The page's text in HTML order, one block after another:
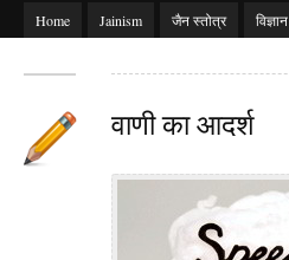
Home Jainism जैन स्तोत्र विज्ञान
वाणी का आदर्श